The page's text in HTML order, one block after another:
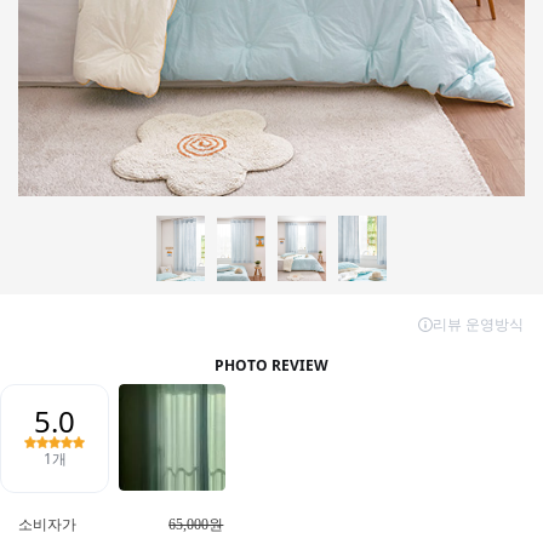
소비자가
65,000원